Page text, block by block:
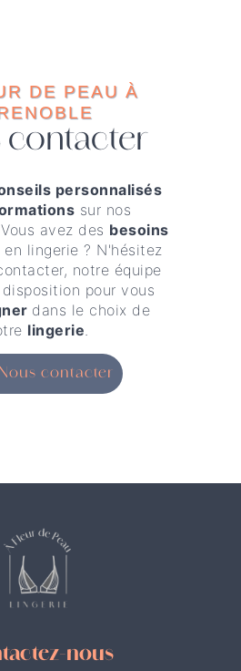
DE PEAU À
contacter
personnalisés
sur nos
avez des besoins
en lingerie ? N'hésitez
notre équipe
pour vous
dans le choix de
lingerie
Nous contacter
nous